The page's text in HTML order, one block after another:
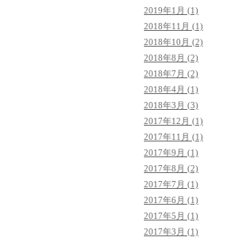
2019年1月 (1)
2018年11月 (1)
2018年10月 (2)
2018年8月 (2)
2018年7月 (2)
2018年4月 (1)
2018年3月 (3)
2017年12月 (1)
2017年11月 (1)
2017年9月 (1)
2017年8月 (2)
2017年7月 (1)
2017年6月 (1)
2017年5月 (1)
2017年3月 (1)